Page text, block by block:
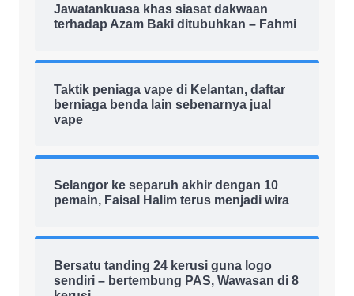
Jawatankuasa khas siasat dakwaan
terhadap Azam Baki ditubuhkan – Fahmi
Taktik peniaga vape di Kelantan, daftar
berniaga benda lain sebenarnya jual
vape
Selangor ke separuh akhir dengan 10
pemain, Faisal Halim terus menjadi wira
Bersatu tanding 24 kerusi guna logo
sendiri – bertembung PAS, Wawasan di 8